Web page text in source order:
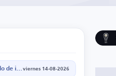
Conmebol Sudamericana - Ronda de 16 - Partido de ida viernes 14-08-2026